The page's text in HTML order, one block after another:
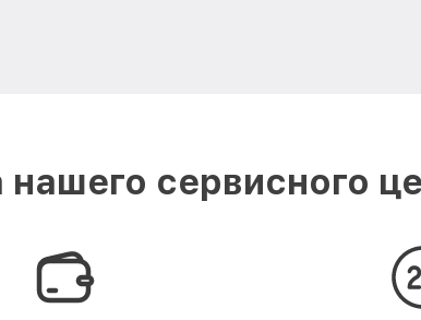
сервисного